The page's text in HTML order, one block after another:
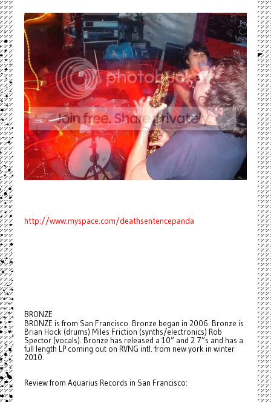
http://www.myspace.com/deathsentencepanda
BRONZE
BRONZE is from San Francisco. Bronze began in 2006. Bronze is
Brian Hock (drums) Miles Friction (synths/electronics) Rob
Spector (vocals). Bronze has released a 10” and 2 7”s and has a
full length LP coming out on RVNG intl. from new york in winter
2010.
Review from Aquarius Records in San Francisco: